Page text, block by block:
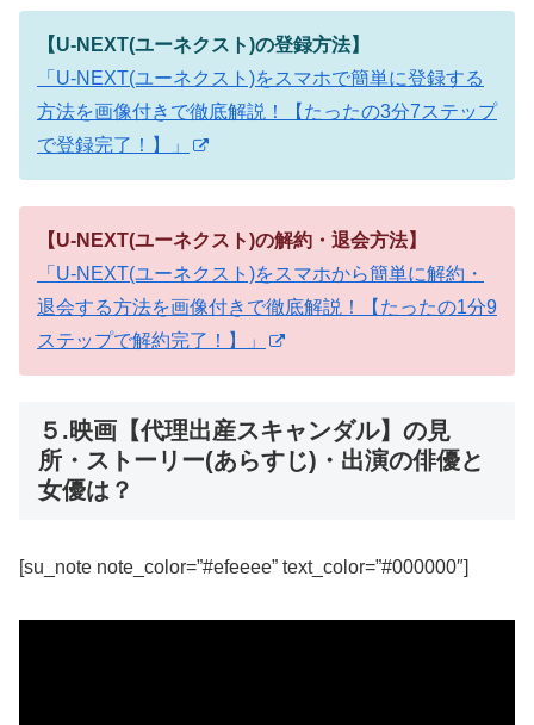
【U-NEXT(ユーネクスト)の登録方法】
「U-NEXT(ユーネクスト)をスマホで簡単に登録する
方法を画像付きで徹底解説！【たったの3分7ステップ
で登録完了！】」
【U-NEXT(ユーネクスト)の解約・退会方法】
「U-NEXT(ユーネクスト)をスマホから簡単に解約・
退会する方法を画像付きで徹底解説！【たったの1分9
ステップで解約完了！】」
５.映画【代理出産スキャンダル】の見
所・ストーリー(あらすじ)・出演の俳優と
女優は？
[su_note note_color=”#efeeee” text_color=”#000000″]